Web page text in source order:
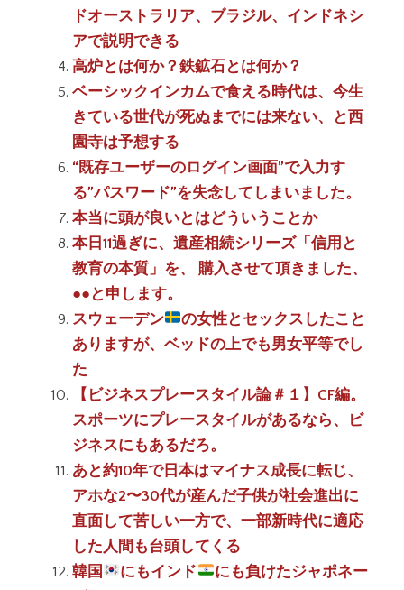
ドオーストラリア、ブラジル、インドネシ
アで説明できる
高炉とは何か？鉄鉱石とは何か？
ベーシックインカムで食える時代は、今生
きている世代が死ぬまでには来ない、と西
園寺は予想する
“既存ユーザーのログイン画面”で入力す
る”パスワード”を失念してしまいました。
本当に頭が良いとはどういうことか
本日11過ぎに、遺産相続シリーズ「信用と
教育の本質」を、 購入させて頂きました、
●●と申します。
スウェーデン
の女性とセックスしたこと
ありますが、ベッドの上でも男女平等でし
た
【ビジネスプレースタイル論＃１】CF編。
スポーツにプレースタイルがあるなら、ビ
ジネスにもあるだろ。
あと約10年で日本はマイナス成長に転じ、
アホな2〜30代が産んだ子供が社会進出に
直面して苦しい一方で、一部新時代に適応
した人間も台頭してくる
韓国
にもインド
にも負けたジャポネー